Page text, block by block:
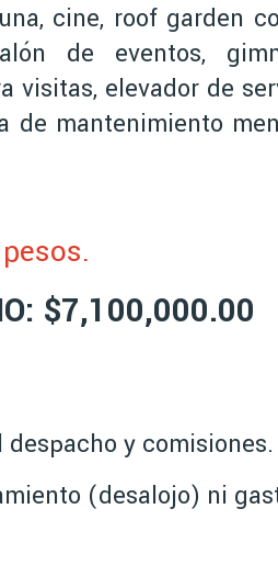
cine, roof garden
de eventos,
visitas, elevador de
de mantenimiento
$7,100,000.00
y comisiones.
(desalojo) ni